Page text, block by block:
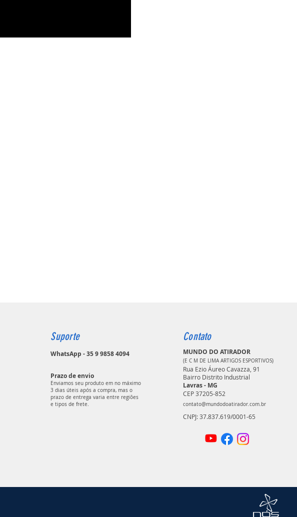
Suporte
WhatsApp - 35 9 9858 4094
Prazo de envio
Enviamos seu produto em no máximo
3 dias úteis após a compra, mas o
prazo de entrega varia entre regiões
e tipos de frete.
Contato
MUNDO DO ATIRADOR
(E C M DE LIMA ARTIGOS ESPORTIVOS)
Rua Ezio Áureo Cavazza, 91
Bairro Distrito Industrial
Lavras - MG
CEP 37205-852
contato@mundodoatirador.com.br
CNPJ: 37.837.619/0001-65